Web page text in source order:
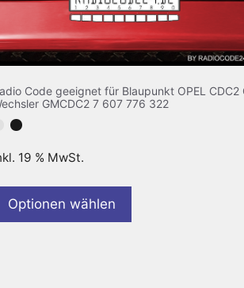
Code geeignet für Blaupunkt OPEL CDC2
GMCDC2 7 607 776 322
19 % MwSt.
Optionen wählen